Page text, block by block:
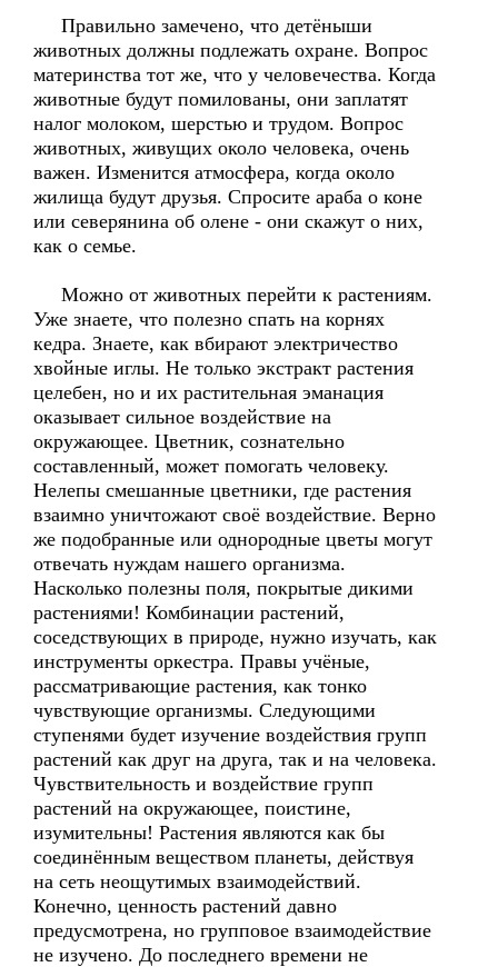
Правильно замечено, что детёныши
животных должны подлежать охране. Вопрос
материнства тот же, что у человечества. Когда
животные будут помилованы, они заплатят
налог молоком, шерстью и трудом. Вопрос
животных, живущих около человека, очень
важен. Изменится атмосфера, когда около
жилища будут друзья. Спросите араба о коне
или северянина об олене - они скажут о них,
как о семье.
Можно от животных перейти к растениям.
Уже знаете, что полезно спать на корнях
кедра. Знаете, как вбирают электричество
хвойные иглы. Не только экстракт растения
целебен, но и их растительная эманация
оказывает сильное воздействие на
окружающее. Цветник, сознательно
составленный, может помогать человеку.
Нелепы смешанные цветники, где растения
взаимно уничтожают своё воздействие. Верно
же подобранные или однородные цветы могут
отвечать нуждам нашего организма.
Насколько полезны поля, покрытые дикими
растениями! Комбинации растений,
соседствующих в природе, нужно изучать, как
инструменты оркестра. Правы учёные,
рассматривающие растения, как тонко
чувствующие организмы. Следующими
ступенями будет изучение воздействия групп
растений как друг на друга, так и на человека.
Чувствительность и воздействие групп
растений на окружающее, поистине,
изумительны! Растения являются как бы
соединённым веществом планеты, действуя
на сеть неощутимых взаимодействий.
Конечно, ценность растений давно
предусмотрена, но групповое взаимодействие
не изучено. До последнего времени не